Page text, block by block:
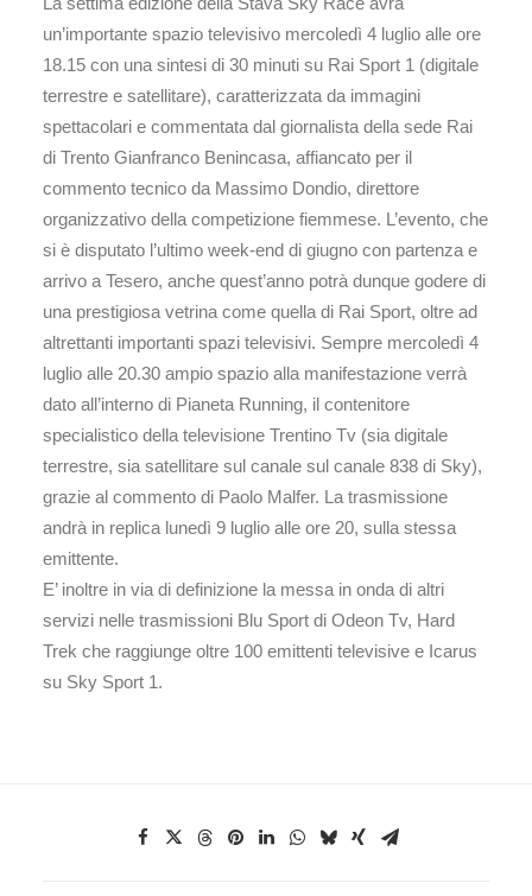
un’importante spazio televisivo mercoledì 4 luglio alle ore
18.15 con una sintesi di 30 minuti su Rai Sport 1 (digitale
terrestre e satellitare), caratterizzata da immagini
spettacolari e commentata dal giornalista della sede Rai
di Trento Gianfranco Benincasa, affiancato per il
commento tecnico da Massimo Dondio, direttore
organizzativo della competizione fiemmese. L’evento, che
si è disputato l’ultimo week-end di giugno con partenza e
arrivo a Tesero, anche quest’anno potrà dunque godere di
una prestigiosa vetrina come quella di Rai Sport, oltre ad
altrettanti importanti spazi televisivi. Sempre mercoledì 4
luglio alle 20.30 ampio spazio alla manifestazione verrà
dato all’interno di Pianeta Running, il contenitore
specialistico della televisione Trentino Tv (sia digitale
terrestre, sia satellitare sul canale sul canale 838 di Sky),
grazie al commento di Paolo Malfer. La trasmissione
andrà in replica lunedì 9 luglio alle ore 20, sulla stessa
emittente.
E’ inoltre in via di definizione la messa in onda di altri
servizi nelle trasmissioni Blu Sport di Odeon Tv, Hard
Trek che raggiunge oltre 100 emittenti televisive e Icarus
su Sky Sport 1.